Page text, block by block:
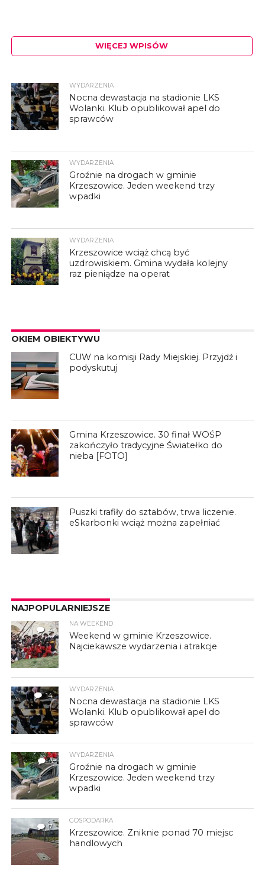
WIĘCEJ WPISÓW
WYDARZENIA
Nocna dewastacja na stadionie LKS
Wolanki. Klub opublikował apel do
sprawców
WYDARZENIA
Groźnie na drogach w gminie
Krzeszowice. Jeden weekend trzy
wpadki
WYDARZENIA
Krzeszowice wciąż chcą być
uzdrowiskiem. Gmina wydała kolejny
raz pieniądze na operat
OKIEM OBIEKTYWU
CUW na komisji Rady Miejskiej. Przyjdź i
podyskutuj
Gmina Krzeszowice. 30 finał WOŚP
zakończyło tradycyjne Światełko do
nieba [FOTO]
Puszki trafiły do sztabów, trwa liczenie.
eSkarbonki wciąż można zapełniać
NAJPOPULARNIEJSZE
4
NA WEEKEND
Weekend w gminie Krzeszowice.
Najciekawsze wydarzenia i atrakcje
14
WYDARZENIA
Nocna dewastacja na stadionie LKS
Wolanki. Klub opublikował apel do
sprawców
3
WYDARZENIA
Groźnie na drogach w gminie
Krzeszowice. Jeden weekend trzy
wpadki
7
GOSPODARKA
Krzeszowice. Zniknie ponad 70 miejsc
handlowych